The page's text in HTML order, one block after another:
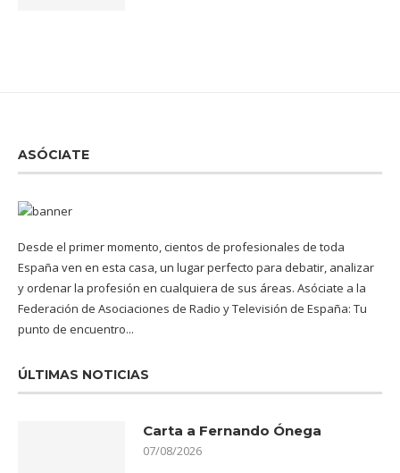
ASÓCIATE
Desde el primer momento, cientos de profesionales de toda
España ven en esta casa, un lugar perfecto para debatir, analizar
y ordenar la profesión en cualquiera de sus áreas. Asóciate a la
Federación de Asociaciones de Radio y Televisión de España: Tu
punto de encuentro...
ÚLTIMAS NOTICIAS
Carta a Fernando Ónega
07/08/2026